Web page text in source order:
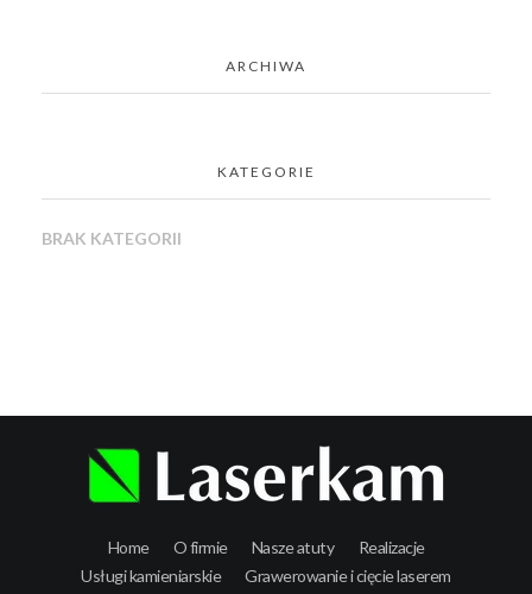
ARCHIWA
KATEGORIE
BRAK KATEGORII
Home O firmie Nasze atuty
Realizacje
Usługi kamieniarskie
Grawerowanie i cięcie laserem